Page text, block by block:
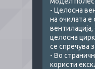
- Целосна
на очилата
целосна
се спречува
- Во
користи